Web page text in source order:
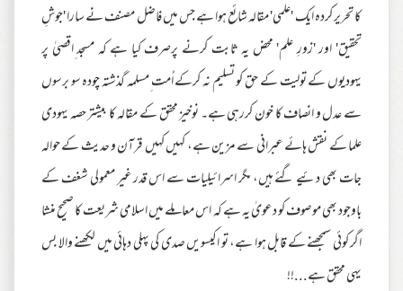
کا تحریر کردہ ایک 'علمی' مقالہ شائع ہوا ہے جس میں فاضل مصنف نے سارا 'جوشِ
تحقیق' اور 'زورِ علم' محض یہ ثابت کرنے پرصرف کیا ہے کہ مسجد ِاقصیٰ پر
یہودیوں کے تولیت کے حق کو تسلیم نہ کرکے اُمت ِمسلمہ گذشتہ چودہ سو برسوں
سے عدل و انصاف کا خون کررہی ہے۔ نوخیز محقق کے مقالہ کا بیشتر حصہ یہودی
علما کے نقش ہائے عبرانی سے مزین ہے، کہیں کہیں قرآن و حدیث کے حوالہ
جات بھی دئیے گئے ہیں، مگر اسرائیلیات سے اس قدر غیر معمولی شغف کے
باوجود بھی موصوف کو دعویٰ یہ ہے کہ اس معاملے میں اسلامی شریعت کا صحیح منشا
اگر کوئی سمجھنے کے قابل ہوا ہے، تو اکیسویں صدی کی پہلی دہائی میں لکھنے والا بس
یہی محقق ہے...!!